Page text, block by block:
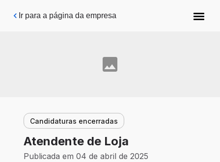
Pular para o conteúdo principal
Ir para a página da empresa
Candidaturas encerradas
Atendente de Loja
Publicada em 04 de abril de 2025